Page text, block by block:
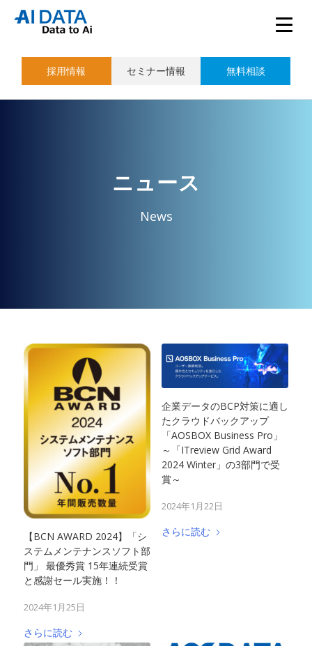
採用情報 セミナー情報 無料相談
ニュース
News
【BCN AWARD 2024】「シ
ステムメンテナンスソフト部
門」 最優秀賞 15年連続受賞
と感謝セール実施！！
2024年1月25日
さらに読む
企業データのBCP対策に適し
たクラウドバックアップ
「AOSBOX Business Pro」
～「ITreview Grid Award
2024 Winter」の3部門で受
賞～
2024年1月22日
さらに読む